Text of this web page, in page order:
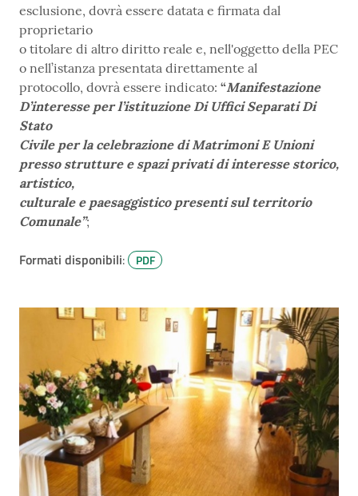
esclusione, dovrà essere datata e firmata dal
proprietario
o titolare di altro diritto reale e, nell'oggetto della PEC
o nell’istanza presentata direttamente al
protocollo, dovrà essere indicato: “Manifestazione
D’interesse per l’istituzione Di Uffici Separati Di
Stato
Civile per la celebrazione di Matrimoni E Unioni
presso strutture e spazi privati di interesse storico,
artistico,
culturale e paesaggistico presenti sul territorio
Comunale”;
Formati disponibili: PDF